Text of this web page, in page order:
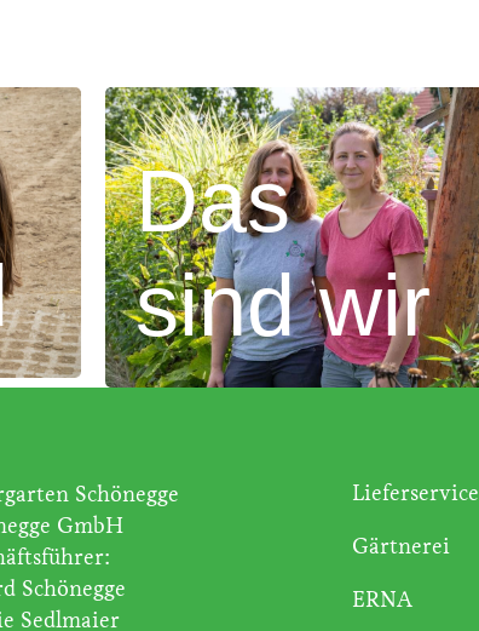
Das
sind wir
Schönegge
GmbH
Schönegge
Sedlmaier
Lieferservice
Gärtnerei
ERNA